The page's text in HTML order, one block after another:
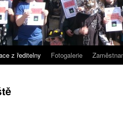
z ředitelny Fotogalerie